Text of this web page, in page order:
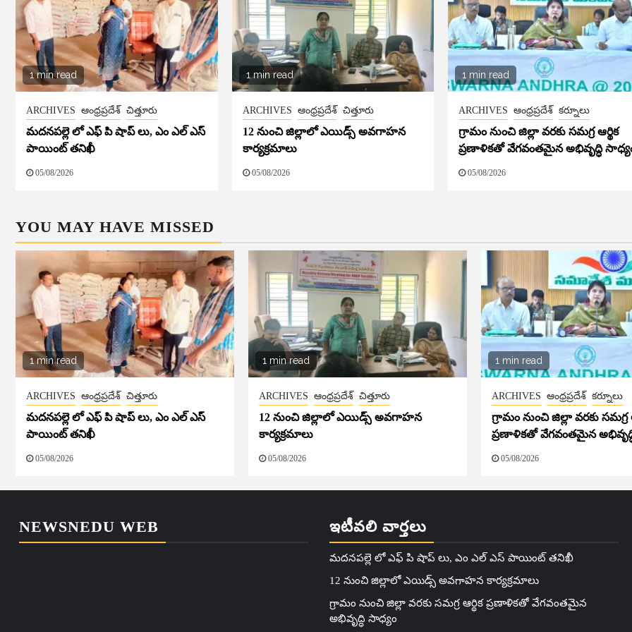
1 min read
ARCHIVES ఆంధ్రప్రదేశ్ చిత్తూరు
మదనపల్లె లో ఎఫ్ పి షాప్ లు, ఎం ఎల్ ఎస్
పాయింట్ తనిఖీ
05/08/2026
1 min read
ARCHIVES ఆంధ్రప్రదేశ్ చిత్తూరు
12 నుంచి జిల్లాలో ఎయిడ్స్ అవగాహన
కార్యక్రమాలు
05/08/2026
1 min read
ARCHIVES ఆంధ్రప్రదేశ్ కర్నూలు
గ్రామం నుంచి జిల్లా వరకు సమగ్ర ఆర్థిక
ప్రణాళికతో వేగవంతమైన అభివృద్ధి
05/08/2026
YOU MAY HAVE MISSED
1 min read
ARCHIVES ఆంధ్రప్రదేశ్ చిత్తూరు
మదనపల్లె లో ఎఫ్ పి షాప్ లు, ఎం ఎల్ ఎస్
పాయింట్ తనిఖీ
05/08/2026
1 min read
ARCHIVES ఆంధ్రప్రదేశ్ చిత్తూరు
12 నుంచి జిల్లాలో ఎయిడ్స్ అవగాహన
కార్యక్రమాలు
05/08/2026
1 min read
ARCHIVES ఆంధ్రప్రదేశ్ కర్నూలు
గ్రామం నుంచి జిల్లా వరకు సమగ్ర
ప్రణాళికతో వేగవంతమైన
05/08/2026
NEWSNEDU WEB ఇటీవలి వార్తలు
మదనపల్లె లో ఎఫ్ పి షాప్ లు, ఎం ఎల్ ఎస్ పాయింట్ తనిఖీ
12 నుంచి జిల్లాలో ఎయిడ్స్ అవగాహన కార్యక్రమాలు
గ్రామం నుంచి జిల్లా వరకు సమగ్ర ఆర్థిక ప్రణాళికతో వేగవంతమైన
అభివృద్ధి సాధ్యం